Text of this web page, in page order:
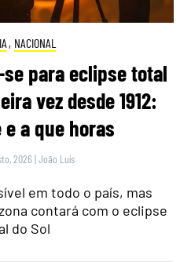
, NACIONAL
para eclipse total
vez desde 1912:
a que horas
2026 |João Luís
em todo o país, mas
contará com o eclipse
do Sol